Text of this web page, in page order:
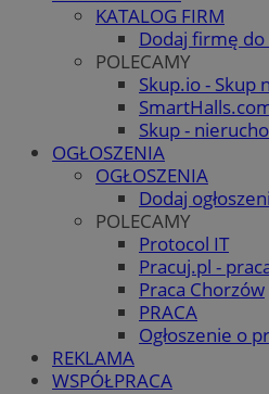
KATALOG FIRM
Dodaj firmę do
POLECAMY
Skup.io - Skup
Skup -
OGŁOSZENIA
OGŁOSZENIA
Dodaj
POLECAMY
Protocol IT
Pracuj.pl -
Praca Chorzów
PRACA
Ogłoszenie o
REKLAMA
WSPÓŁPRACA